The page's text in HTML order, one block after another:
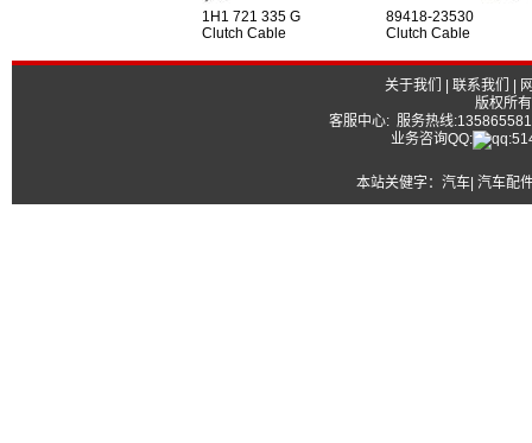
1H1 721 335 G
Clutch Cable
89418-23530
Clutch Cable
关于我们 联系我们
版权所
客服中心: 服务热线
业务咨询QQ:
本站关健字： 汽车| 汽车配